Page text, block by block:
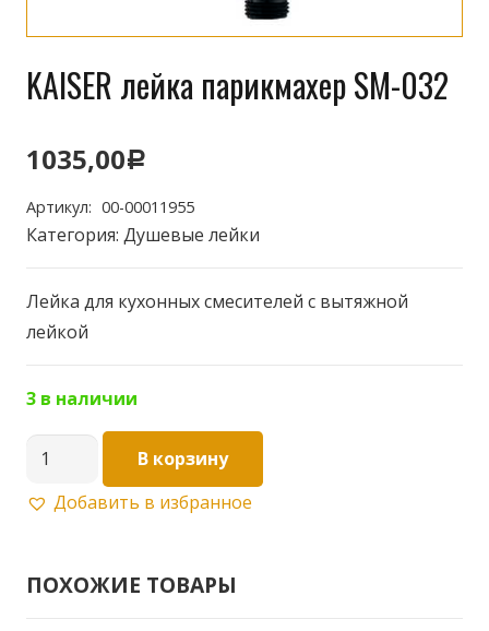
KAISER лейка парикмахер SM-032
1035,00Р
Артикул: 00-00011955
Категория: Душевые лейки
Лейка для кухонных смесителей с вытяжной
лейкой
3 в наличии
Количество
KAISER
В корзину
Добавить в избранное
ПОХОЖИЕ ТОВАРЫ